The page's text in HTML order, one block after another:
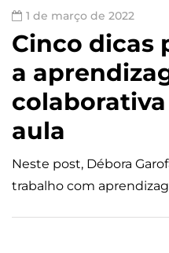
1 de março de 2022
Cinco dicas
a
aula
Neste post, Débora
trabalho com